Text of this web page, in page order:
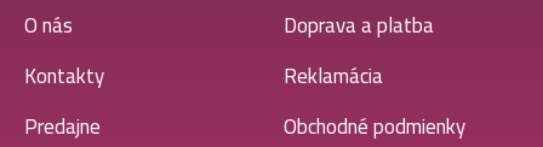
O nás
Kontakty
Predajne
Doprava a platba
Reklamácia
Obchodné podmienky